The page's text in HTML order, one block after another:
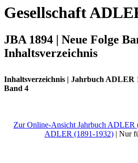
Gesellschaft
JBA 1894 | Neue Folge
Inhaltsverzeichnis
Inhaltsverzeichnis | Jahrbuch ADLER
Band 4
Zur Online-Ansicht Jahrbuch ADLER
ADLER (1891-1932) | Nur